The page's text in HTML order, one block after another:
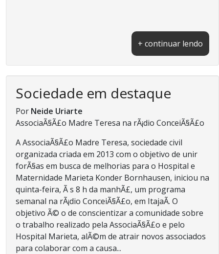
+ continuar lendo
Sociedade em destaque
Por Neide Uriarte
AssociaÃ§Ã£o Madre Teresa na rÃ¡dio ConceiÃ§Ã£o
A AssociaÃ§Ã£o Madre Teresa, sociedade civil
organizada criada em 2013 com o objetivo de unir
forÃ§as em busca de melhorias para o Hospital e
Maternidade Marieta Konder Bornhausen, iniciou na
quinta-feira, Ã s 8 h da manhÃ£, um programa
semanal na rÃ¡dio ConceiÃ§Ã£o, em ItajaÃ­. O
objetivo Ã© o de conscientizar a comunidade sobre
o trabalho realizado pela AssociaÃ§Ã£o e pelo
Hospital Marieta, alÃ©m de atrair novos associados
para colaborar com a causa...